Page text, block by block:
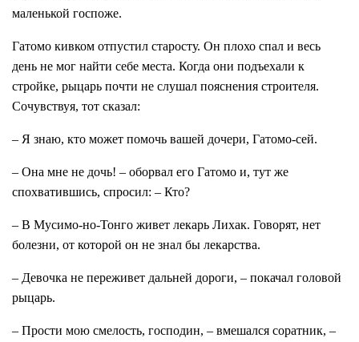
маленькой госпоже.
Гатомо кивком отпустил старосту. Он плохо спал и весь
день не мог найти себе места. Когда они подъехали к
стройке, рыцарь почти не слушал пояснения строителя.
Сочувствуя, тот сказал:
– Я знаю, кто может помочь вашей дочери, Гатомо-сей.
– Она мне не дочь! – оборвал его Гатомо и, тут же
спохватившись, спросил: – Кто?
– В Мусимо-но-Тонго живет лекарь Лихак. Говорят, нет
болезни, от которой он не знал бы лекарства.
– Девочка не переживет дальней дороги, – покачал головой
рыцарь.
– Прости мою смелость, господин, – вмешался соратник, –